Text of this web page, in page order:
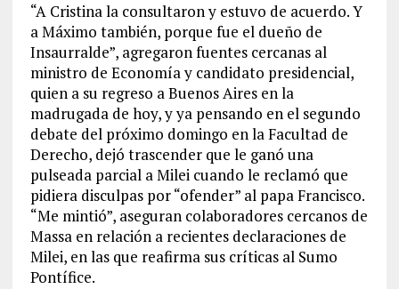
“A Cristina la consultaron y estuvo de acuerdo. Y
a Máximo también, porque fue el dueño de
Insaurralde”, agregaron fuentes cercanas al
ministro de Economía y candidato presidencial,
quien a su regreso a Buenos Aires en la
madrugada de hoy, y ya pensando en el segundo
debate del próximo domingo en la Facultad de
Derecho, dejó trascender que le ganó una
pulseada parcial a Milei cuando le reclamó que
pidiera disculpas por “ofender” al papa Francisco.
“Me mintió”, aseguran colaboradores cercanos de
Massa en relación a recientes declaraciones de
Milei, en las que reafirma sus críticas al Sumo
Pontífice.